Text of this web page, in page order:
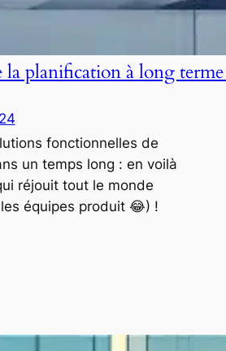
la planification à long
fonctionnelles de
un temps long : en voilà
réjouit tout le monde
équipes produit 😂) !